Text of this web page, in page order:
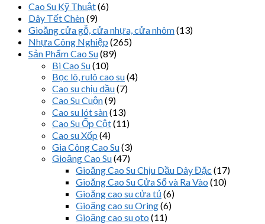
Cao Su Kỹ Thuật(6)
Dây Tết Chèn(9)
Gioăng cửa gỗ, cửa nhựa, cửa nhôm(13)
Nhựa Công Nghiệp (265)
Sản Phẩm Cao Su(89)
Bi Cao Su(10)
Bọc lô, rulô cao su(4)
Cao su chịu dầu(7)
Cao Su Cuộn(9)
Cao su lót sàn(13)
Cao Su Ốp Cột(11)
Cao su Xốp (4)
Gia Công Cao Su(3)
Gioăng Cao Su(47)
Gioăng Cao Su Chịu Dầu Dây Đặc (17)
Gioăng Cao Su Cửa Sổ và Ra Vào (10)
Gioăng cao su cửa tủ (6)
Gioăng cao su Oring(6)
Gioăng cao su oto (11)